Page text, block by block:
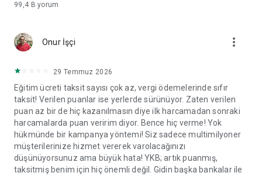
99,4 B yorum
Onur İşçi more_vert
29 Temmuz 2026
Eğitim ücreti taksit sayısı çok az, vergi ödemelerinde sıfır
taksit! Verilen puanlar ise yerlerde sürünüyor. Zaten verilen
puan az bir de hiç kazanılmasın diye ilk harcamadan sonraki
harcamalarda puan veririm diyor. Bence hiç verme! Yok
hükmünde bir kampanya yöntemi! Siz sadece multimilyoner
müşterilerinize hizmet vererek varolacağınızı
düşünüyorsunuz ama büyük hata! YKB; artık puanmış,
taksitmiş benim için hiç önemli değil. Gidin başka bankalar ile